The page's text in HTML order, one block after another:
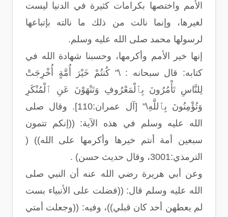
الأمم واختصها بكرامات كثيرة في الدنيا ليست
لغيرها، وإنما نالت من ذلك ما نالته بإتباعها
لرسولها محمد صلى الله عليه وسلم.
إنها خير الأمم وأكرمها، وحسبنا شهادة الله في
كتابه: قال سبحانه : \" كُنتُمْ خَيْرَ أُمَّةٍ أُخْرِجَتْ
لِلنَّاسِ تَأْمُرُونَ بِٱلْمَعْرُوفِ وَتَنْهَوْنَ عَنِ ٱلْمُنْكَرِ
وَتُؤْمِنُونَ بِٱللَّهِ\" [آل عمران:110]. وقال صلى
الله عليه وسلم في هذه الآية: ((إنكم تتمون
سبعين أمة أنتم خيرها وأكرمها على الله)) (
الترمذي:3001، وقال حديث حسن) .
وعن أبي هريرة رضي الله عنه أن النبي صلى
الله عليه وسلم قال: ((فضلت على الأنبياء بست
لم يعطهن أحد كان قبلي))، وفيه: ((وجعلت أمتي